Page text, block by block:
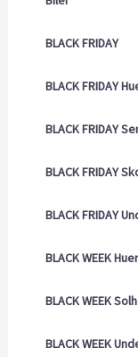
BLACK FRIDAY
BLACK FRIDAY
BLACK FRIDAY
BLACK FRIDAY
BLACK FRIDAY
BLACK WEEK Huer
BLACK WEEK
BLACK WEEK